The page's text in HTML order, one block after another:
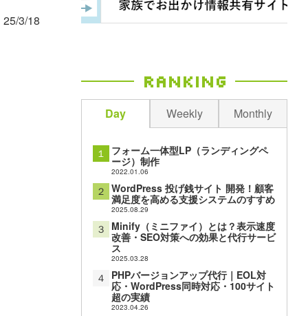
3/18
Ranking
Day Weekly Monthly
１ フォーム一体型LP（ランディングペ
ージ）制作
2022.01.06
２ WordPress 投げ銭サイト 開発！顧客
満足度を高める支援システムのすすめ
2025.08.29
３ Minify（ミニファイ）とは？表示速度
改善・SEO対策への効果と代行サービ
ス
2025.03.28
４ PHPバージョンアップ代行｜EOL対
応・WordPress同時対応・100サイト
超の実績
2023.04.26